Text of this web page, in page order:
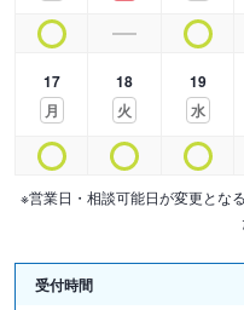
17
月
18
火
19
水
※営業日・相談可能日が変更とな
受付時間